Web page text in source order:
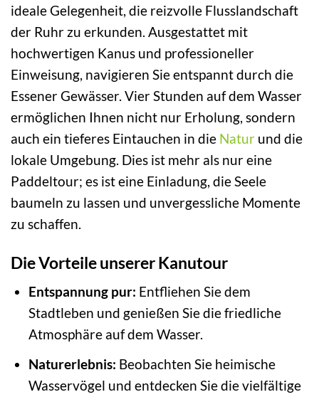
ideale Gelegenheit, die reizvolle Flusslandschaft
der Ruhr zu erkunden. Ausgestattet mit
hochwertigen Kanus und professioneller
Einweisung, navigieren Sie entspannt durch die
Essener Gewässer. Vier Stunden auf dem Wasser
ermöglichen Ihnen nicht nur Erholung, sondern
auch ein tieferes Eintauchen in die Natur und die
lokale Umgebung. Dies ist mehr als nur eine
Paddeltour; es ist eine Einladung, die Seele
baumeln zu lassen und unvergessliche Momente
zu schaffen.
Die Vorteile unserer Kanutour
Entspannung pur: Entfliehen Sie dem
Stadtleben und genießen Sie die friedliche
Atmosphäre auf dem Wasser.
Naturerlebnis: Beobachten Sie heimische
Wasservögel und entdecken Sie die vielfältige